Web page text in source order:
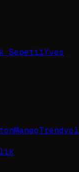
Sepeti1Yves
MangoTrendyol